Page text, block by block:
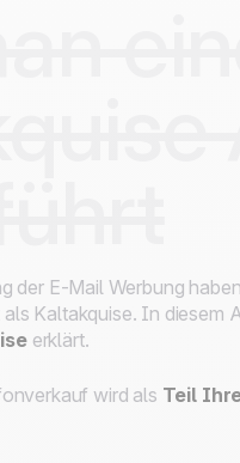
der E-Mail Werbung
Kaltakquise. In diesem
erklärt.
wird als Teil